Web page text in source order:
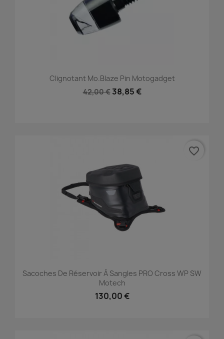
Clignotant Mo.blaze Pin Motogadget
42,00 € 38,85 €
Sacoches De Réservoir À Sangles PRO Cross WP SW
Motech
130,00 €
favorite_border